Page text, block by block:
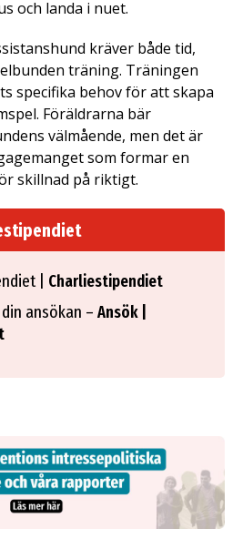
och landa i nuet.
kräver både tid,
träning. Träningen
specifika behov för att skapa
Föräldrarna bär
välmående, men det är
som formar en
skillnad på riktigt.
| Charliestipendiet
ansökan – Ansök |